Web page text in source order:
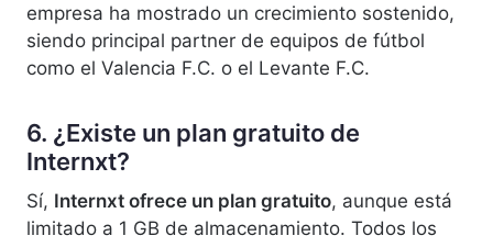
empresa ha mostrado un crecimiento sostenido,
siendo principal partner de equipos de fútbol
como el Valencia F.C. o el Levante F.C.
6. ¿Existe un plan gratuito de
Internxt?
Sí, Internxt ofrece un plan gratuito, aunque está
limitado a 1 GB de almacenamiento. Todos los